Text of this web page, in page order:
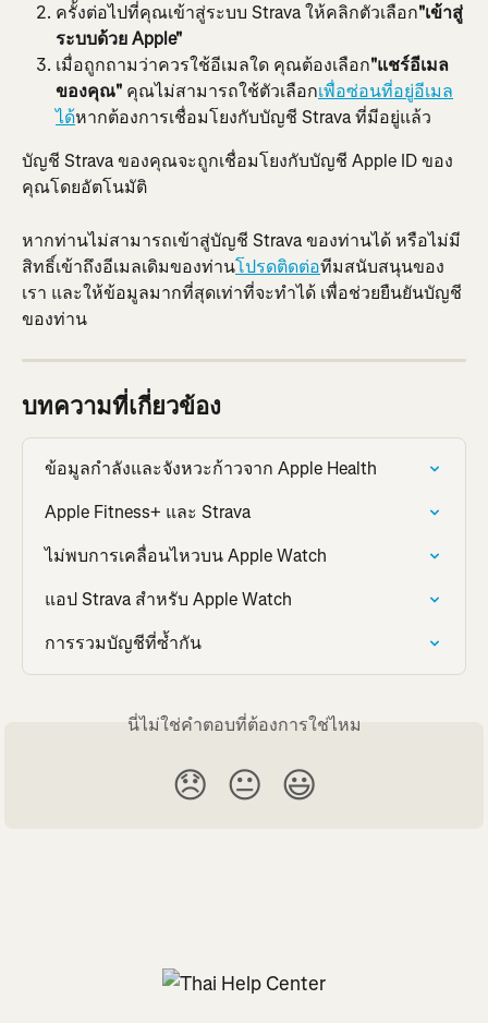
ครั้งต่อไปที่คุณเข้าสู่ระบบ Strava ให้คลิกตัวเลือก"เข้าสู่
ระบบด้วย Apple"
เมื่อถูกถามว่าควรใช้อีเมลใด คุณต้องเลือก"แชร์อีเมล
ของคุณ" คุณไม่สามารถใช้ตัวเลือกเพื่อซ่อนที่อยู่อีเมล
ได้หากต้องการเชื่อมโยงกับบัญชี Strava ที่มีอยู่แล้ว
บัญชี Strava ของคุณจะถูกเชื่อมโยงกับบัญชี Apple ID ของ
คุณโดยอัตโนมัติ
หากท่านไม่สามารถเข้าสู่บัญชี Strava ของท่านได้ หรือไม่มี
สิทธิ์เข้าถึงอีเมลเดิมของท่านโปรดติดต่อทีมสนับสนุนของ
เรา และให้ข้อมูลมากที่สุดเท่าที่จะทำได้ เพื่อช่วยยืนยันบัญชี
ของท่าน
บทความที่เกี่ยวข้อง
ข้อมูลกำลังและจังหวะก้าวจาก Apple Health
Apple Fitness+ และ Strava
ไม่พบการเคลื่อนไหวบน Apple Watch
แอป Strava สำหรับ Apple Watch
การรวมบัญชีที่ซ้ำกัน
นี่ไม่ใช่คำตอบที่ต้องการใช่ไหม
😞 😐 😃